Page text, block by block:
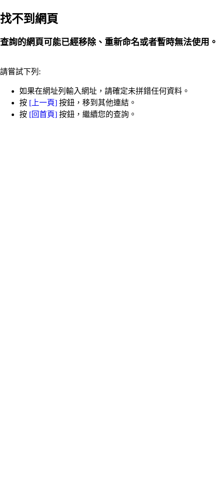
找不到網頁
查詢的網頁可能已經移除、重新命名或者暫時無法使用
請嘗試下列:
如果在網址列輸入網址，請確定未拼錯任何資料。
按 [上一頁] 按鈕，移到其他連結。
按 [回首頁] 按鈕，繼續您的查詢。